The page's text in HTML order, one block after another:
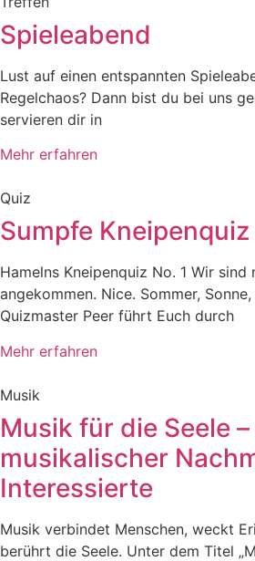
Spieleabend
Lust auf einen entspannten
Regelchaos? Dann bist du bei uns
servieren dir in
Mehr erfahren
Quiz
Sumpfe Kneipenquiz
Hamelns Kneipenquiz No. 1 Wir
angekommen. Nice. Sommer,
Quizmaster Peer führt Euch durch
Mehr erfahren
Musik
Musik für die Seele –
musikalischer
Interessierte
Musik verbindet Menschen, weckt
berührt die Seele. Unter dem Titel